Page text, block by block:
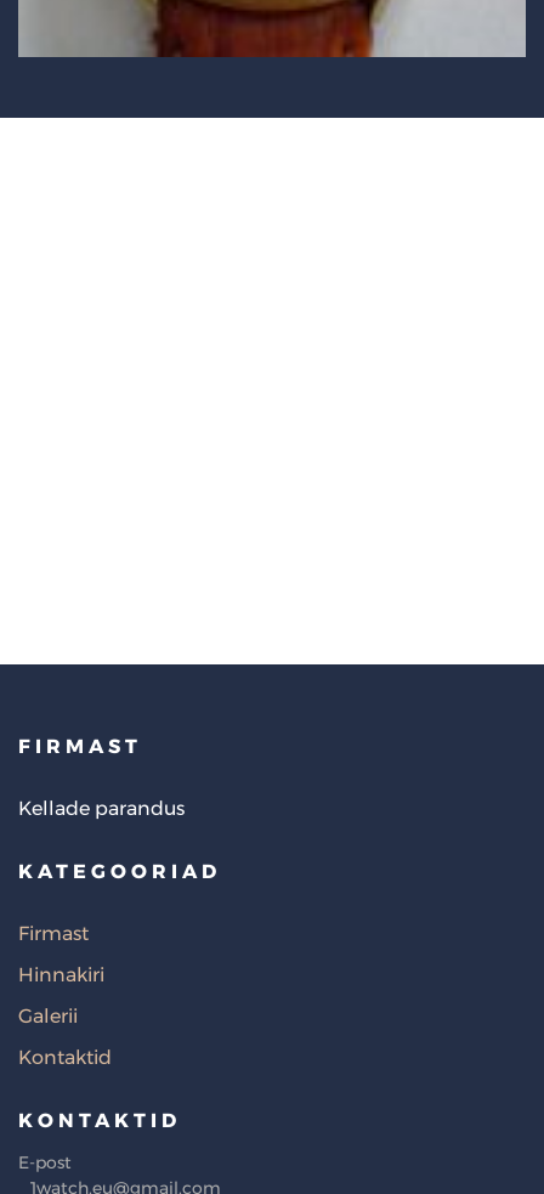
FIRMAST
Kellade parandus
KATEGOORIAD
Firmast
Hinnakiri
Galerii
Kontaktid
KONTAKTID
E-post
1watch.eu@gmail.com